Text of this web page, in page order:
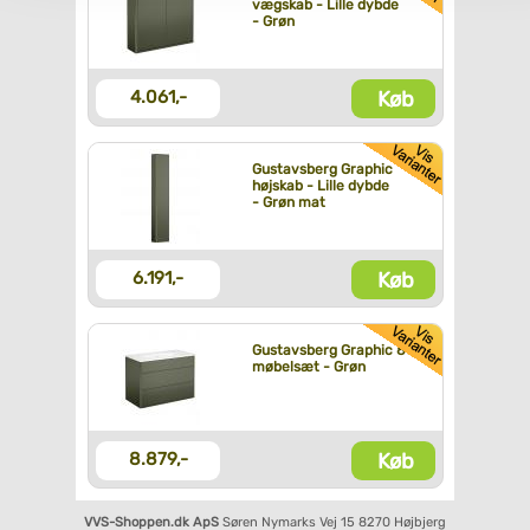
vægskab - Lille dybde
- Grøn
4.061,- Køb
Gustavsberg Graphic
højskab - Lille dybde
- Grøn mat
6.191,- Køb
Gustavsberg Graphic 80
møbelsæt - Grøn
8.879,- Køb
VVS-Shoppen.dk ApS Søren Nymarks Vej 15 8270 Højbjerg